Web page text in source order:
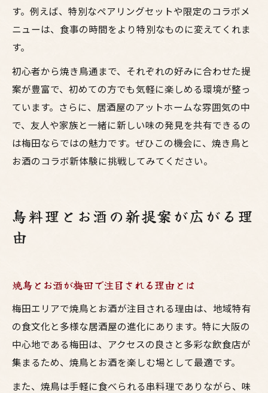
す。例えば、特別なペアリングセットや限定のコラボメ
ニューは、食事の時間をより特別なものに変えてくれま
す。
初心者から焼き鳥通まで、それぞれの好みに合わせた提
案が豊富で、初めての方でも気軽に楽しめる環境が整っ
ています。さらに、居酒屋のアットホームな雰囲気の中
で、友人や家族と一緒に新しい味の発見を共有できるの
は梅田ならではの魅力です。ぜひこの機会に、焼き鳥と
お酒のコラボ新体験に挑戦してみてください。
鳥料理とお酒の新提案が広がる理
由
焼鳥とお酒が梅田で注目される理由とは
梅田エリアで焼鳥とお酒が注目される理由は、地域特有
の食文化と多様な居酒屋の進化にあります。特に大阪の
中心地である梅田は、アクセスの良さと多彩な飲食店が
集まるため、焼鳥とお酒を楽しむ場として最適です。
また、焼鳥は手軽に食べられる串料理でありながら、味